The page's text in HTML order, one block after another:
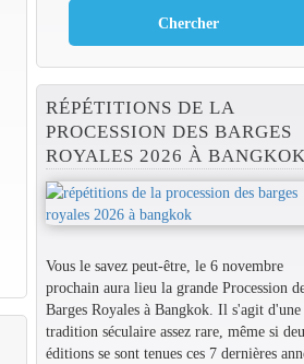
RÉPÉTITIONS DE LA
PROCESSION DES BARGES
ROYALES 2026 À BANGKOK
Vous le savez peut-être, le 6 novembre
prochain aura lieu la grande Procession
Barges Royales à Bangkok. Il s'agit d'une
tradition séculaire assez rare, même si
éditions se sont tenues ces 7 dernières